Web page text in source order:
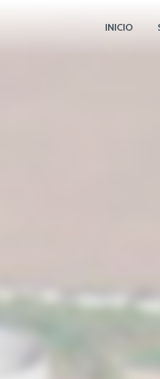
INICIO